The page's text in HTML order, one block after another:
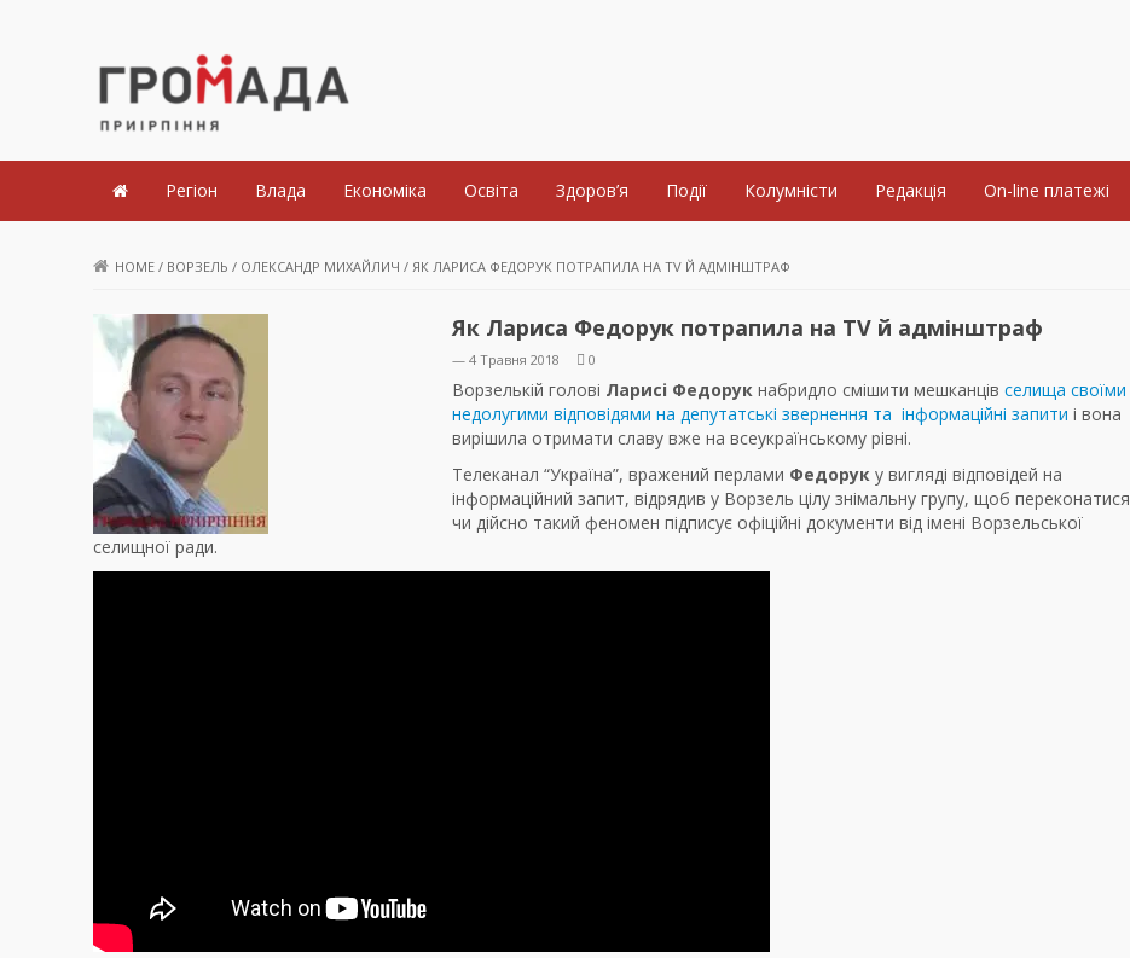
Громада Приірпіння
Регіон Влада Економіка Освіта Здоров’я Події Колумністи Редакція On-line платежі
HOME / ВОРЗЕЛЬ / ОЛЕКСАНДР МИХАЙЛИЧ / ЯК ЛАРИСА ФЕДОРУК ПОТРАПИЛА НА TV Й АДМІНШТРАФ
Як Лариса Федорук потрапила на TV й адмінштраф
— 4 Травня 2018 0
Ворзелькій голові Ларисі Федорук набридло смішити мешканців селища своїми
недолугими відповідями на депутатські звернення та інформаційні запити і вона
вирішила отримати славу вже на всеукраїнському рівні.
Телеканал “Україна”, вражений перлами Федорук у вигляді відповідей на
інформаційний запит, відрядив у Ворзель цілу знімальну групу, щоб переконатися
чи дійсно такий феномен підписує офіційні документи від імені Ворзельської
селищної ради.